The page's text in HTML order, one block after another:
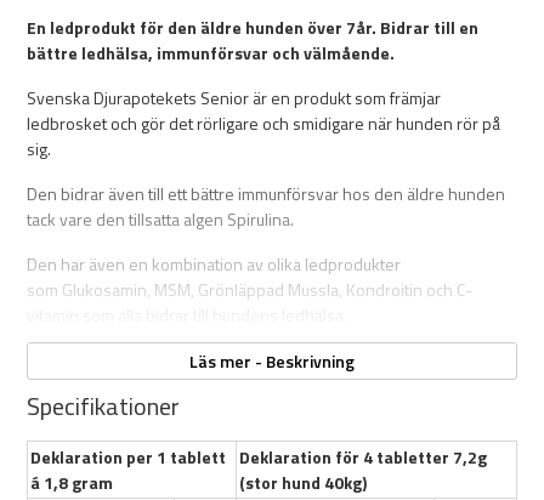
En ledprodukt för den äldre hunden över 7år. Bidrar till en
bättre ledhälsa, immunförsvar och välmående.
Svenska Djurapotekets Senior är en produkt som främjar
ledbrosket och gör det rörligare och smidigare när hunden rör på
sig.
Den bidrar även till ett bättre immunförsvar hos den äldre hunden
tack vare den tillsatta algen Spirulina.
Den har även en kombination av olika ledprodukter
som Glukosamin, MSM, Grönläppad Mussla, Kondroitin och C-
Senior innehåller även L-arginin som är en aminosyra som kan öka
blodtransporten genom kroppen.
Egenskaper:
Läs mer - Beskrivning
Specifikationer
Deklaration per 1 tablett
á 1,8 gram
Deklaration för 4 tabletter 7,2g
(stor hund 40kg)